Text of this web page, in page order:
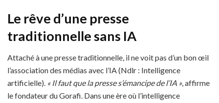
Le rêve d’une presse
traditionnelle sans IA
Attaché à une presse traditionnelle, il ne voit pas d’un bon œil
l’association des médias avec l’IA (Ndlr : Intelligence
artificielle). « Il faut que la presse s’émancipe de l’IA », affirme
le fondateur du Gorafi. Dans une ère où l’intelligence